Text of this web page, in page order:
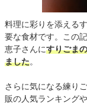
料理に彩りを添える
要な食材です。この
恵子さんにすりごま
ました。
さらに気になる練り
販の人気ランキング